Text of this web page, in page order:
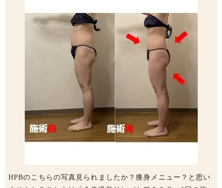
HPBのこちらの写真見られましたか？痩身メニュー？と思い